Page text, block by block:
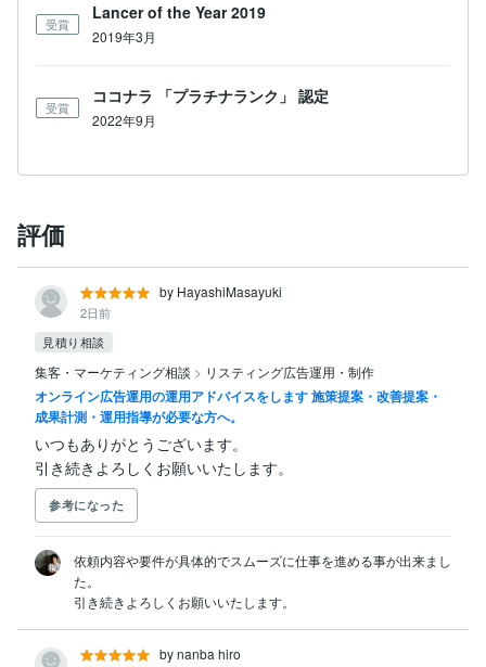
受賞
Lancer of the Year 2019
2019年3月
受賞
ココナラ 「プラチナランク」 認定
2022年9月
評価
by HayashiMasayuki
2日前
見積り相談
集客・マーケティング相談 > リスティング広告運用・制作
オンライン広告運用の運用アドバイスをします 施策提案・改善提案・
成果計測・運用指導が必要な方へ。
いつもありがとうございます。
引き続きよろしくお願いいたします。
参考になった
依頼内容や要件が具体的でスムーズに仕事を進める事が出来まし
た。
引き続きよろしくお願いいたします。
by nanba hiro